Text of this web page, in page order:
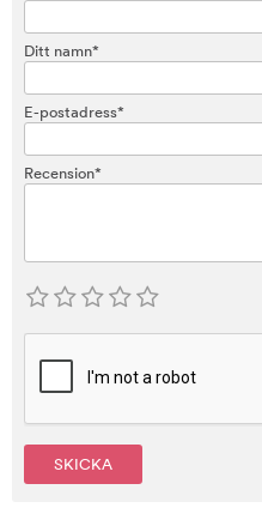
Ditt namn*
E-postadress*
Recension*
SKICKA